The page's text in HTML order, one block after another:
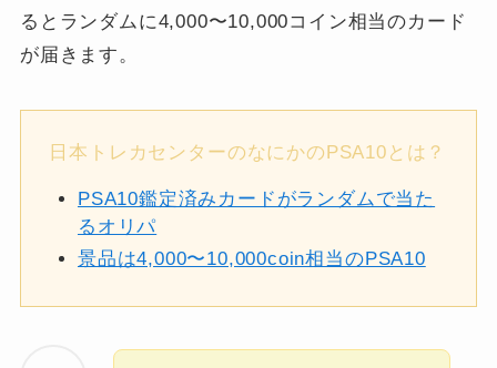
るとランダムに4,000〜10,000コイン相当のカード
が届きます。
日本トレカセンターのなにかのPSA10とは？
PSA10鑑定済みカードがランダムで当た
るオリパ
景品は4,000〜10,000coin相当のPSA10